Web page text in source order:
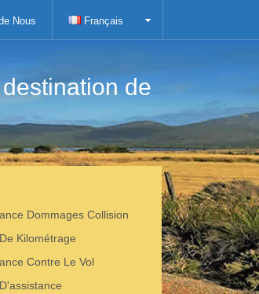
Nous Français
de
Dommages Collision
Kilométrage
Contre Le Vol